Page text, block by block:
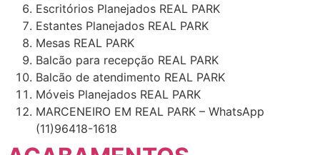
Escritórios Planejados REAL PARK
Estantes Planejados REAL PARK
Mesas REAL PARK
Balcão para recepção REAL PARK
Balcão de atendimento REAL PARK
Móveis Planejados REAL PARK
MARCENEIRO EM REAL PARK – WhatsApp
(11)96418-1618